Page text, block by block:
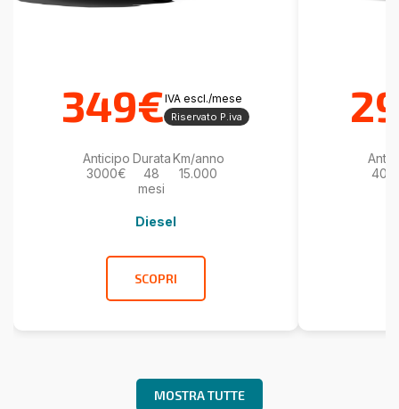
349€IVA escl./mese
Riservato P.iva
Anticipo
3000€
Durata
48
mesi
Km/anno
15.000
Diesel
SCOPRI
MOSTRA TUTTE